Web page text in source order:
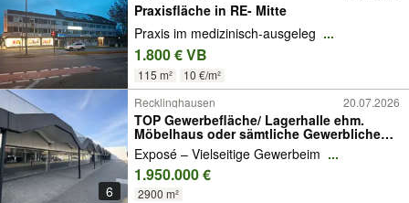
Praxisfläche in RE- Mitte
Praxis im medizinisch-ausgeleg ...
1.800 € VB
115 m² 10 €/m²
6
Recklinghausen 20.07.2026
TOP Gewerbefläche/ Lagerhalle ehm.
Möbelhaus oder sämtliche Gewerbliche
Nutzung
Exposé – Vielseitige Gewerbeim ...
1.950.000 €
2900 m²